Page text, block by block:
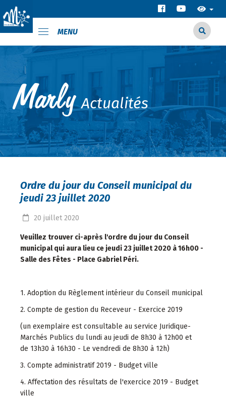
MENU
Actualités
Ordre du jour du Conseil municipal du
jeudi 23 juillet 2020
20 juillet 2020
Veuillez trouver ci-après l'ordre du jour du Conseil
municipal qui aura lieu ce jeudi 23 juillet 2020 à 16h00 -
Salle des Fêtes - Place Gabriel Péri.
1. Adoption du Règlement intérieur du Conseil municipal
2. Compte de gestion du Receveur - Exercice 2019
(un exemplaire est consultable au service Juridique-
Marchés Publics du lundi au jeudi de 8h30 à 12h00 et
de 13h30 à 16h30 - Le vendredi de 8h30 à 12h)
3. Compte administratif 2019 - Budget ville
4. Affectation des résultats de l'exercice 2019 - Budget
ville